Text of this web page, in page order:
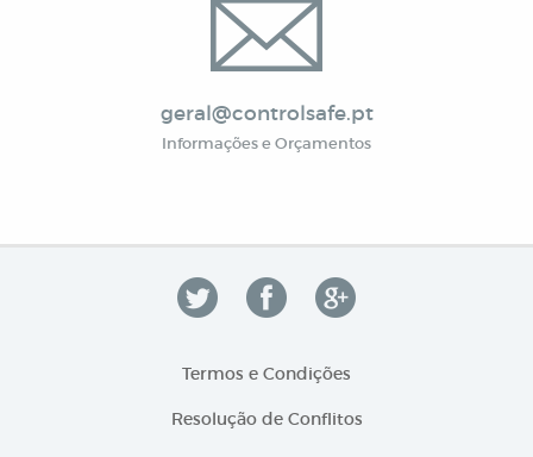
geral@controlsafe.pt
Informações e Orçamentos
Termos e Condições
Resolução de Conflitos